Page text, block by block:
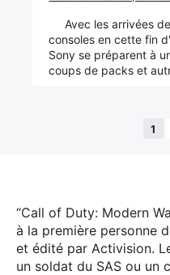
“Call of Duty: Modern
à la première personne
et édité par Activision.
un soldat du SAS ou un
Avec les arrivées
consoles en cette fin
Sony se préparent à
coups de packs et
1